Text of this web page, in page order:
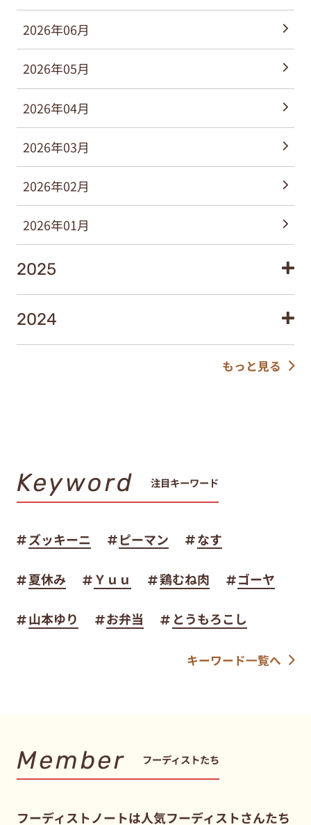
2026年06月
2026年05月
2026年04月
2026年03月
2026年02月
2026年01月
2025
2024
もっと見る
Keyword 注目キーワード
ズッキーニ ピーマン なす
夏休み Ｙｕｕ 鶏むね肉 ゴーヤ
山本ゆり お弁当 とうもろこし
キーワード一覧へ
Member フーディストたち
フーディストノートは人気フーディストさんたち